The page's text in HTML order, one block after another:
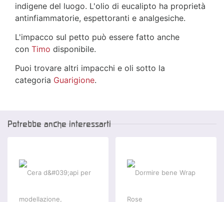
indigene del luogo. L'olio di eucalipto ha proprietà
antinfiammatorie, espettoranti e analgesiche.
L'impacco sul petto può essere fatto anche
con Timo disponibile.
Puoi trovare altri impacchi e oli sotto la
categoria Guarigione.
Potrebbe anche interessarti